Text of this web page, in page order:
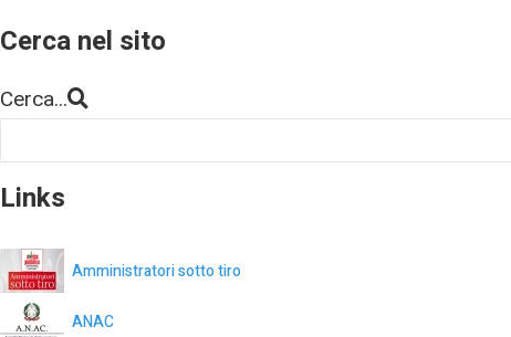
Cerca nel sito
Cerca...
Links
Amministratori sotto tiro
ANAC